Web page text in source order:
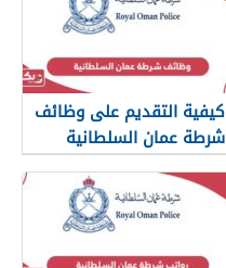
كيفية التقديم على وظائف
شرطة عمان السلطانية
2026